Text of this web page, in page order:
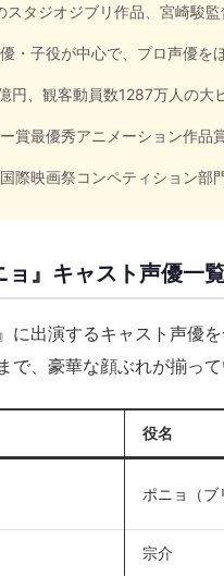
タジオジブリ作品、宮崎駿
・子役が中心で、プロ声優を
円、観客動員数1287万人の大
賞最優秀アニメーション作品
際映画祭コンペティション部
ョ』キャスト声優一
に出演するキャスト声優
で、豪華な顔ぶれが揃って
役名
ポニョ（ブ
宗介